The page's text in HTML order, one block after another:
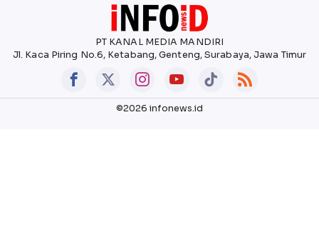
PT KANAL MEDIA MANDIRI
Jl. Kaca Piring No.6, Ketabang, Genteng, Surabaya, Jawa Timur
©2026 infonews.id